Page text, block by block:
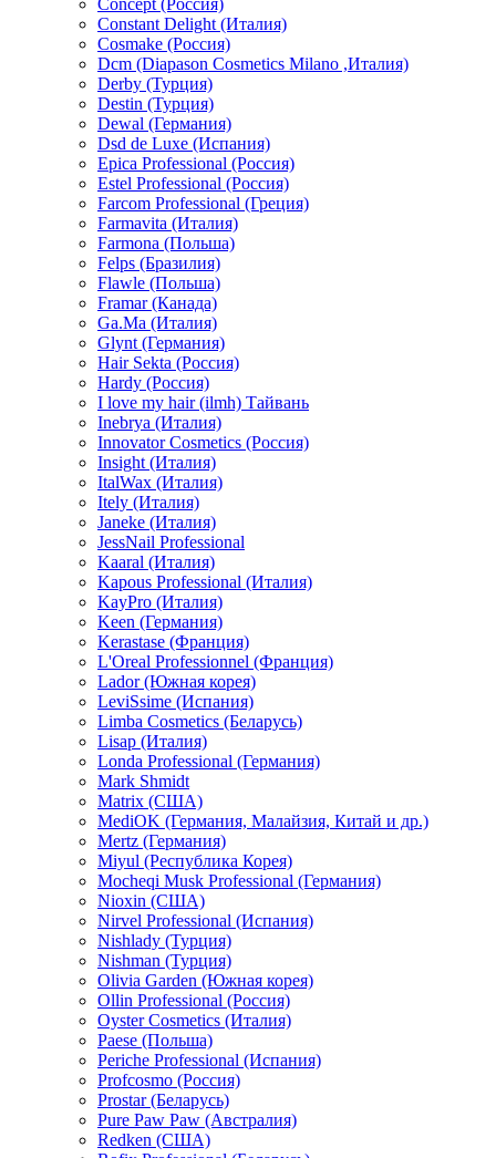
Concept (Россия)
Constant Delight (Италия)
Cosmake (Россия)
Dcm (Diapason Cosmetics Milano ,Италия)
Derby (Турция)
Destin (Турция)
Dewal (Германия)
Dsd de Luxe (Испания)
Epica Professional (Россия)
Estel Professional (Россия)
Farcom Professional (Греция)
Farmavita (Италия)
Farmona (Польша)
Felps (Бразилия)
Flawle (Польша)
Framar (Канада)
Ga.Ma (Италия)
Glynt (Германия)
Hair Sekta (Россия)
Hardy (Россия)
I love my hair (ilmh) Тайвань
Inebrya (Италия)
Innovator Cosmetics (Россия)
Insight (Италия)
ItalWax (Италия)
Itely (Италия)
Janeke (Италия)
JessNail Professional
Kaaral (Италия)
Kapous Professional (Италия)
KayPro (Италия)
Keen (Германия)
Kerastase (Франция)
L'Oreal Professionnel (Франция)
Lador (Южная корея)
LeviSsime (Испания)
Limba Cosmetics (Беларусь)
Lisap (Италия)
Londa Professional (Германия)
Mark Shmidt
Matrix (США)
MediOK (Германия, Малайзия, Китай и др.)
Mertz (Германия)
Miyul (Республика Корея)
Mocheqi Musk Professional (Германия)
Nioxin (США)
Nirvel Professional (Испания)
Nishlady (Турция)
Nishman (Турция)
Olivia Garden (Южная корея)
Ollin Professional (Россия)
Oyster Cosmetics (Италия)
Paese (Польша)
Periche Professional (Испания)
Profcosmo (Россия)
Prostar (Беларусь)
Pure Paw Paw (Австралия)
Redken (США)